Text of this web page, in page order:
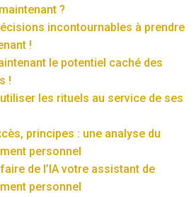
?
incontournables à prendre
!
le potentiel caché des
!
les rituels au service de ses
principes : une analyse du
personnel
de l’IA votre assistant de
personnel